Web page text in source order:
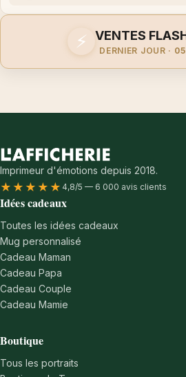
⚡ VENTES
DERNIER JOUR ·
Imprimeur d'émotions depuis 2018.
★★★★★ 4,8/5 — 6 000 avis clients
Idées cadeaux
Toutes les idées cadeaux
Mug personnalisé
Cadeau Maman
Cadeau Papa
Cadeau Couple
Cadeau Mamie
Boutique
Tous les portraits